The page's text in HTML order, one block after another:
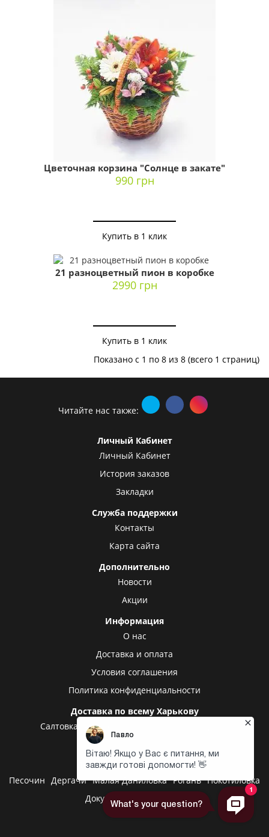
Цветочная корзина "Солнце в закате"
990 грн
Купить в 1 клик
21 разноцветный пион в коробке
2990 грн
Купить в 1 клик
Показано с 1 по 8 из 8 (всего 1 страниц)
Читайте нас также:
Личный Кабинет
Личный Кабинет
История заказов
Закладки
Служба поддержки
Контакты
Карта сайта
Дополнительно
Новости
Акции
Информация
О нас
Доставка и оплата
Условия соглашения
Политика конфиденциальности
Доставка по всему Харькову
Салтовка
Алексеевка
Центральный рынок
Доставка в другие города
Песочин Дергачи Малая Даниловка Рогань Покотиловка
Докучаевское
Высокий